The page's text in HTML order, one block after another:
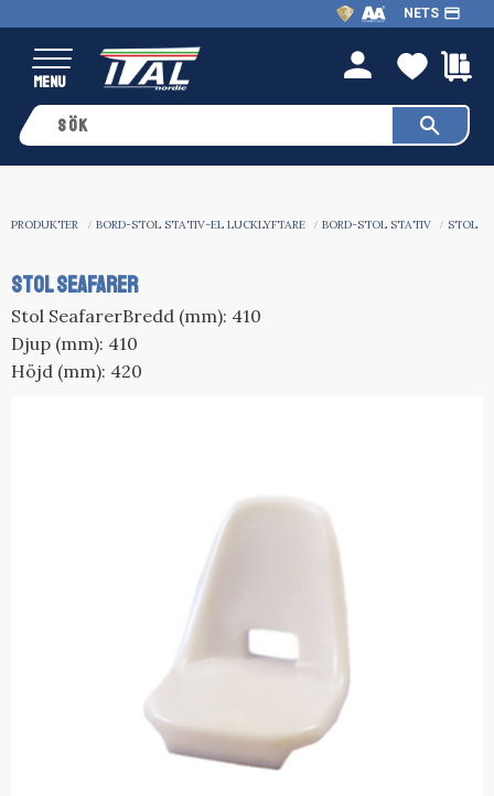
Meny
NETS payment
person
PRODUKTER BORD-STOL STATIV-EL LUCKLYFTARE BORD-STOL STATIV STOL
STOL SEAFARER
Stol SeafarerBredd (mm): 410
Djup (mm): 410
Höjd (mm): 420